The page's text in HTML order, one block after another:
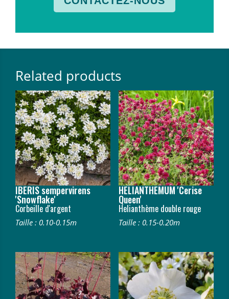
Related products
IBERIS sempervirens
'Snowflake'
Corbeille d'argent
Taille : 0.10-0.15m
HELIANTHEMUM 'Cerise
Queen'
Helianthème double rouge
Taille : 0.15-0.20m